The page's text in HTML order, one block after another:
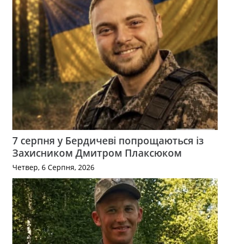
7 серпня у Бердичеві попрощаються із
Захисником Дмитром Плаксюком
Четвер, 6 Серпня, 2026